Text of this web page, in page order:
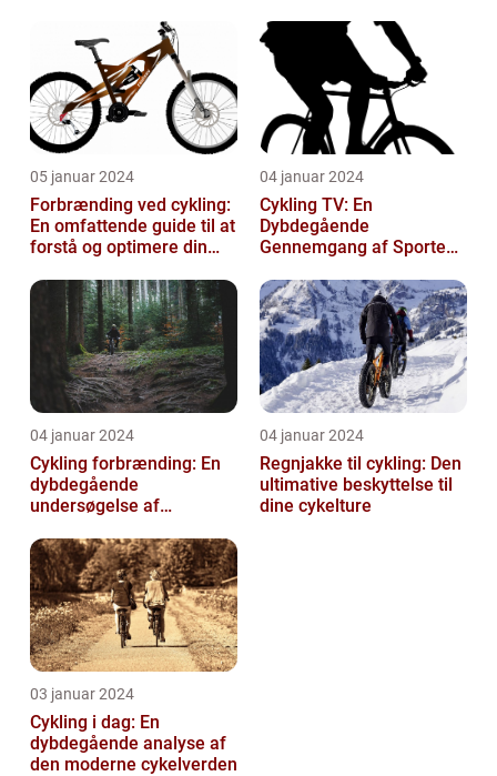
05 januar 2024
Forbrænding ved cykling:
En omfattende guide til at
forstå og optimere din
04 januar 2024
Cykling TV: En
Dybdegående
Gennemgang af Sportens
04 januar 2024
Cykling forbrænding: En
dybdegående
undersøgelse af
cykling
04 januar 2024
Regnjakke til cykling: Den
ultimative beskyttelse til
dine cykelture
03 januar 2024
Cykling i dag: En
dybdegående analyse af
den moderne cykelverden